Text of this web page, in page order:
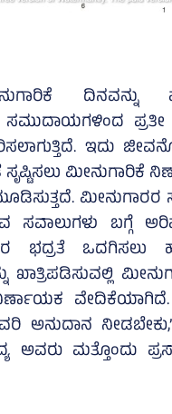
ದಿನವನ್ನು
ಸಮುದಾಯಗಳಿಂದ
ಇದು
ಮೀನುಗಾರಿಕೆ
ಸವಾಲುಗಳು ಬಗ್ಗೆ
ಭದ್ರತೆ ಒದಗಿಸಲು
ಖಾತ್ರಿಪಡಿಸುವಲ್ಲಿ
ವೇದಿಕೆಯಾಗಿದೆ.
ಅನುದಾನ
ಅವರು ಮತ್ತೊಂದು